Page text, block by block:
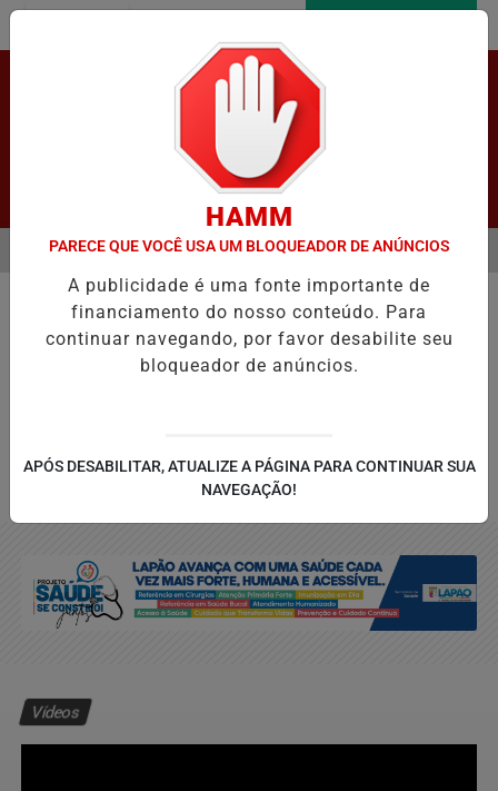
Pesquisar Notícia
NOS INDICADORES DE APRENDIZAGEM AUMENTO DA DÍVIDA
EM ALTA
MENU
Vídeos
HAMM
PARECE QUE VOCÊ USA UM BLOQUEADOR DE ANÚNCIOS
A publicidade é uma fonte importante de
financiamento do nosso conteúdo. Para
continuar navegando, por favor desabilite seu
bloqueador de anúncios.
APÓS DESABILITAR, ATUALIZE A PÁGINA PARA CONTINUAR SUA
NAVEGAÇÃO!